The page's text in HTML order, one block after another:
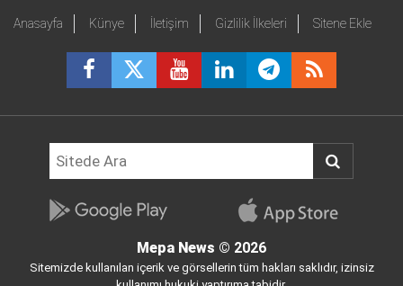
Anasayfa Künye İletişim Gizlilik İlkeleri Sitene Ekle
Mepa News © 2026
Sitemizde kullanılan içerik ve görsellerin tüm hakları saklıdır, izinsiz